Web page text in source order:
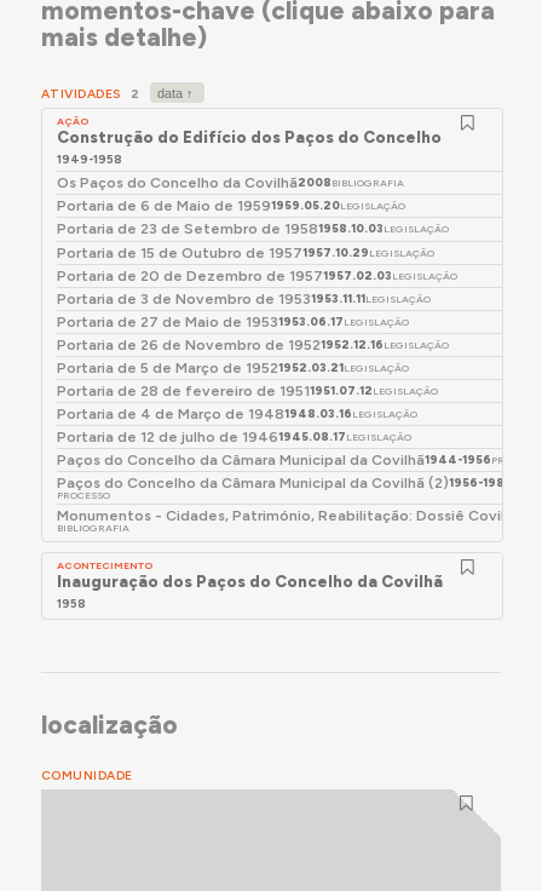
deliberou, por unanimidade, que a Repartição Técnica
Municipal providencia no sentido de serem
construção e colocação de portões, instalação elétrica
e colocação de candeeiros, etc. - indispensáveis a
atingir-se aquele objetivo." Neste ano, a CMC
organizou um concurso para o fornecimento das
estátuas de Frei Heitor Pinto e Pero da Covilhã, que
seriam instaladas no átrio do edifício, premiando
o escultor João Fragoso para a primeira obra e
deixando vago o da segunda. Em 1957, o escultor
Salvador d'Eça Barata Feyo foi encarregado de
elaborar a estátua de Pero da Covilhã.
Depois de ajustes e pormenores que demandavam a
atenção do arquiteto Aguiar, a obra só foi inagurada
em 1958.10.11 (Carlos, 2011, p.78), depois de sucessivos
reforços na comparticipação e trabalhos a mais
realizados pelo empreiteiro.
situada no eixo que liga o edifício dos Paços do
Concelho à Igreja da Misericórdia, uma das únicas
deste conjunto urbano notável e característico da
arquitetura e do urbanismo dos anos 1940 em
Portugal.
momentos-chave (clique abaixo para
mais detalhe)
ATIVIDADES 2
AÇÃO
Construção do Edifício dos Paços do Concelho
1949-1958
Os Paços do Concelho da Covilhã2008 BIBLIOGRAFIA
Portaria de 6 de Maio de 19591959.05.20LEGISLAÇÃO
Portaria de 23 de Setembro de 19581958.10.03 LEGISLAÇÃO
Portaria de 15 de Outubro de 19571957.10.29 LEGISLAÇÃO
Portaria de 20 de Dezembro de 19571957.02.03 LEGISLAÇÃO
Portaria de 3 de Novembro de 19531953.11.11LEGISLAÇÃO
Portaria de 27 de Maio de 19531953.06.17 LEGISLAÇÃO
Portaria de 26 de Novembro de 19521952.12.16 LEGISLAÇÃO
Portaria de 5 de Março de 19521952.03.21LEGISLAÇÃO
Portaria de 28 de fevereiro de 19511951.07.12 LEGISLAÇÃO
Portaria de 4 de Março de 19481948.03.16 LEGISLAÇÃO
Portaria de 12 de julho de 19461945.08.17 LEGISLAÇÃO
Paços do Concelho da Câmara Municipal da Covilhã1944-1956
Paços do Concelho da Câmara Municipal da Covilhã (2)1956-1984
PROCESSO
Monumentos - Cidades, Património, Reabilitação: Dossiê Covilhã
BIBLIOGRAFIA
ACONTECIMENTO
Inauguração dos Paços do Concelho da Covilhã
1958
localização
COMUNIDADE